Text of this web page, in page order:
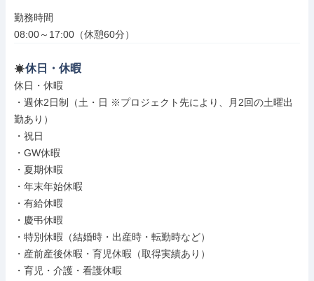
勤務時間
08:00～17:00（休憩60分）
休日・休暇
休日・休暇
・週休2日制（土・日 ※プロジェクト先により、月2回の土曜出
勤あり）
・祝日
・GW休暇
・夏期休暇
・年末年始休暇
・有給休暇
・慶弔休暇
・特別休暇（結婚時・出産時・転勤時など）
・産前産後休暇・育児休暇（取得実績あり）
・育児・介護・看護休暇